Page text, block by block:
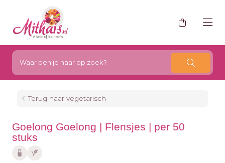
Terug naar vegetarisch
Goelong Goelong | Flensjes | per 50
stuks